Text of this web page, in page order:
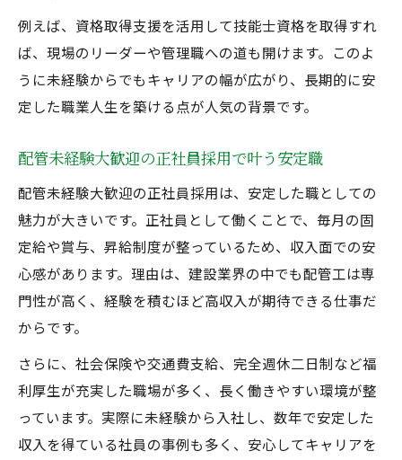
配管未経験大歓迎求人で資格取得を目指す
方法
正社員募集の配管業で得られる資格とスキ
配管未経験大歓迎求人が資格取得を支援す
る理由
配管未経験大歓迎正社員で学ぶ成長のプロ
セス
資格取得後の配管未経験大歓迎求人での活
躍例
配管未経験歓迎求人で仕事選びのコツ
配管未経験大歓迎求人で失敗しない選び方
正社員募集を見極める配管未経験歓迎の判
断軸
配管未経験大歓迎求人の職場選びで重視す
例えば、資格取得支援を活用して技能士資格を取得すれ
ば、現場のリーダーや管理職への道も開けます。このよ
うに未経験からでもキャリアの幅が広がり、長期的に安
定した職業人生を築ける点が人気の背景です。
配管未経験大歓迎の正社員採用で叶う安定職
配管未経験大歓迎の正社員採用は、安定した職としての
魅力が大きいです。正社員として働くことで、毎月の固
定給や賞与、昇給制度が整っているため、収入面での安
心感があります。理由は、建設業界の中でも配管工は専
門性が高く、経験を積むほど高収入が期待できる仕事だ
からです。
さらに、社会保険や交通費支給、完全週休二日制など福
利厚生が充実した職場が多く、長く働きやすい環境が整
っています。実際に未経験から入社し、数年で安定した
収入を得ている社員の事例も多く、安心してキャリアを